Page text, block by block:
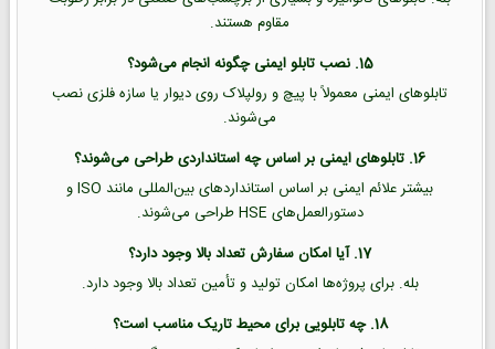
مقاوم هستند.
15. نصب تابلو ایمنی چگونه انجام می‌شود؟
تابلوهای ایمنی معمولاً با پیچ و رولپلاک روی دیوار یا سازه فلزی نصب
می‌شوند.
16. تابلوهای ایمنی بر اساس چه استانداردی طراحی می‌شوند؟
بیشتر علائم ایمنی بر اساس استانداردهای بین‌المللی مانند ISO و
دستورالعمل‌های HSE طراحی می‌شوند.
17. آیا امکان سفارش تعداد بالا وجود دارد؟
بله. برای پروژه‌ها امکان تولید و تأمین تعداد بالا وجود دارد.
18. چه تابلویی برای محیط تاریک مناسب است؟